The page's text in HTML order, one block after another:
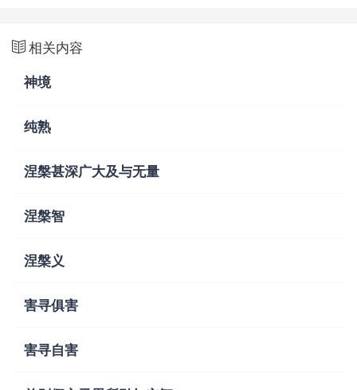
相关内容
神境
纯熟
涅槃甚深广大及与无量
涅槃智
涅槃义
害寻俱害
害寻自害